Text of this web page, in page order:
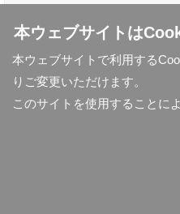
本ウェブサイトは
本ウェブサイトで利用する
りご変更いただけます。
このサイトを使用することに